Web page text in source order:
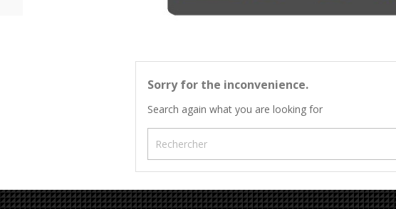
Sorry for the inconvenience.
Search again what you are looking for